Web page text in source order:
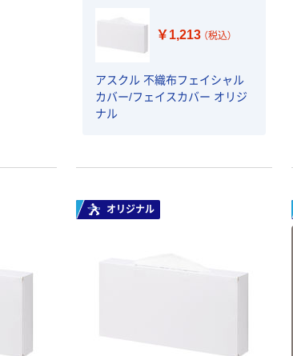
￥1,213 （税込）
アスクル 不織布フェイシャル
カバー/フェイスカバー オリジ
ナル
オリジナル
衛門 「お茶、どう
オリジナル
チックグローブ
ープ 大巻
（税込）
アスクル トイ